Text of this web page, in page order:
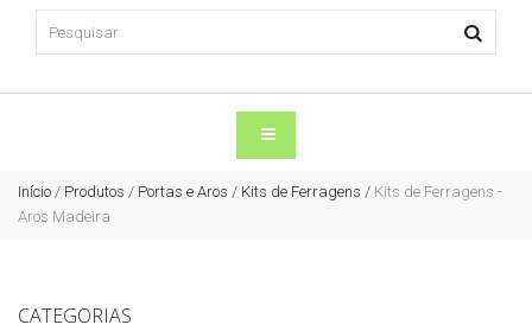
Início / Produtos / Portas e Aros / Kits de Ferragens / Kits de Ferragens -
Aros Madeira
CATEGORIAS